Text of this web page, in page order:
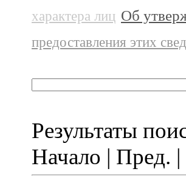
характера лиц Об
предоставления этих
Результаты
Начало | Пред. |